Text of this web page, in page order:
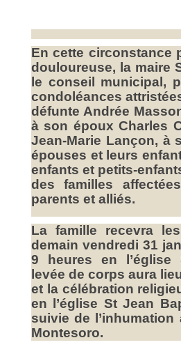
En cette circonstance
douloureuse, la maire
le conseil municipal,
condoléances
défunte Andrée
à son époux Charles
Jean-Marie Lançon, à
épouses et leurs
enfants et petits-
des familles
parents et alliés.
La famille recevra
demain vendredi 31
9 heures en l’église
levée de corps aura
et la célébration
en l’église St Jean
suivie de l’inhumation
Montesoro.